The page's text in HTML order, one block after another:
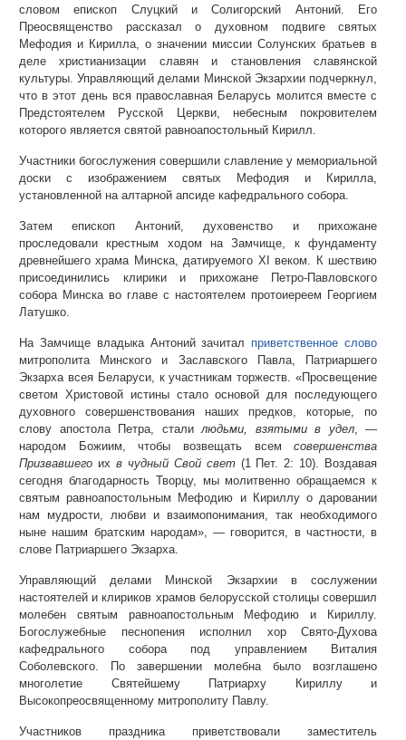
словом епископ Слуцкий и Солигорский Антоний. Его
Преосвященство рассказал о духовном подвиге святых
Мефодия и Кирилла, о значении миссии Солунских братьев в
деле христианизации славян и становления славянской
культуры. Управляющий делами Минской Экзархии подчеркнул,
что в этот день вся православная Беларусь молится вместе с
Предстоятелем Русской Церкви, небесным покровителем
которого является святой равноапостольный Кирилл.
Участники богослужения совершили славление у мемориальной
доски с изображением святых Мефодия и Кирилла,
установленной на алтарной апсиде кафедрального собора.
Затем епископ Антоний, духовенство и прихожане
проследовали крестным ходом на Замчище, к фундаменту
древнейшего храма Минска, датируемого XI веком. К шествию
присоединились клирики и прихожане Петро-Павловского
собора Минска во главе с настоятелем протоиереем Георгием
Латушко.
На Замчище владыка Антоний зачитал приветственное слово
митрополита Минского и Заславского Павла, Патриаршего
Экзарха всея Беларуси, к участникам торжеств. «Просвещение
светом Христовой истины стало основой для последующего
духовного совершенствования наших предков, которые, по
слову апостола Петра, сталилюдьми, взятыми в удел, —
народом Божиим, чтобы возвещать всем совершенства
Призвавшего их в чудный Свой свет(1 Пет. 2: 10). Воздавая
сегодня благодарность Творцу, мы молитвенно обращаемся к
святым равноапостольным Мефодию и Кириллу о даровании
нам мудрости, любви и взаимопонимания, так необходимого
ныне нашим братским народам», — говорится, в частности, в
слове Патриаршего Экзарха.
Управляющий делами Минской Экзархии в сослужении
настоятелей и клириков храмов белорусской столицы совершил
молебен святым равноапостольным Мефодию и Кириллу.
Богослужебные песнопения исполнил хор Свято-Духова
кафедрального собора под управлением Виталия
Соболевского. По завершении молебна было возглашено
многолетие Святейшему Патриарху Кириллу и
Высокопреосвященному митрополиту Павлу.
Участников праздника приветствовали заместитель